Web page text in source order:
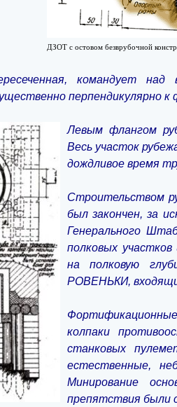
ДЗОТ с остовом безврубочной
командует
перпендикулярно к
Левым флангом
Весь участок
дождливое время
Строительством
был закончен, за
Генерального
полковых
на полковую
РОВЕНЬКИ,
колпаки
станковых
естественные,
Минирование
препятствия были